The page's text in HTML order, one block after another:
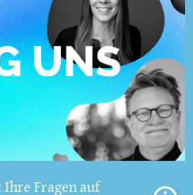
Fragen auf